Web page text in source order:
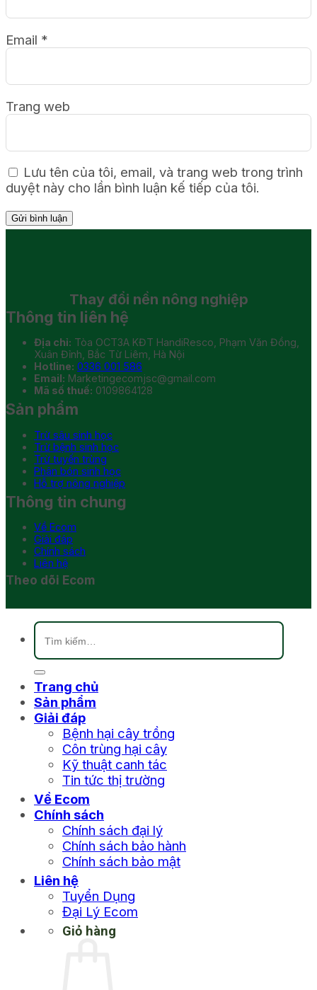
Email *
Trang web
Lưu tên của tôi, email, và trang web trong trình
duyệt này cho lần bình luận kế tiếp của tôi.
Thay đổi nền nông nghiệp
Thông tin liên hệ
Địa chỉ: Tòa OCT3A KĐT HandiResco, Phạm Văn Đồng,
Xuân Đỉnh, Bắc Từ Liêm, Hà Nội
Hotline: 0336 001 586
Email: Marketingecomjsc@gmail.com
Mã số thuế: 0109864128
Sản phẩm
Trừ sâu sinh học
Trừ bệnh sinh học
Trừ tuyến trùng
Phân bón sinh học
Hỗ trợ nông nghiệp
Thông tin chung
Về Ecom
Giải đáp
Chính sách
Liên hệ
Theo dõi Ecom
Tìm
kiếm:
Trang chủ
Sản phẩm
Giải đáp
Bệnh hại cây trồng
Côn trùng hại cây
Kỹ thuật canh tác
Tin tức thị trường
Về Ecom
Chính sách
Chính sách đại lý
Chính sách bảo hành
Chính sách bảo mật
Liên hệ
Tuyển Dụng
Đại Lý Ecom
Giỏ hàng